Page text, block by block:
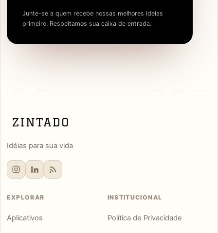
Junte-se a quem recebe nossas melhores ideias
primeiro. Respeitamos sua caixa de entrada.
Idéias para sua vida
EXPLORAR
Aplicativos
INSTITUCIONAL
Política de Privacidade